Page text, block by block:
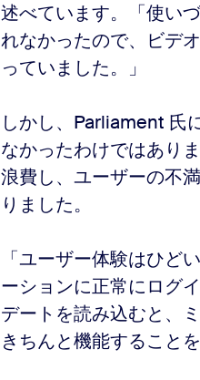
述べています。「使い
れなかったので、ビデ
っていました。」
しかし、Parliament 氏
なかったわけではあり
浪費し、ユーザーの不
りました。
「ユーザー体験はひど
ーションに正常にログ
デートを読み込むと、
きちんと機能すること